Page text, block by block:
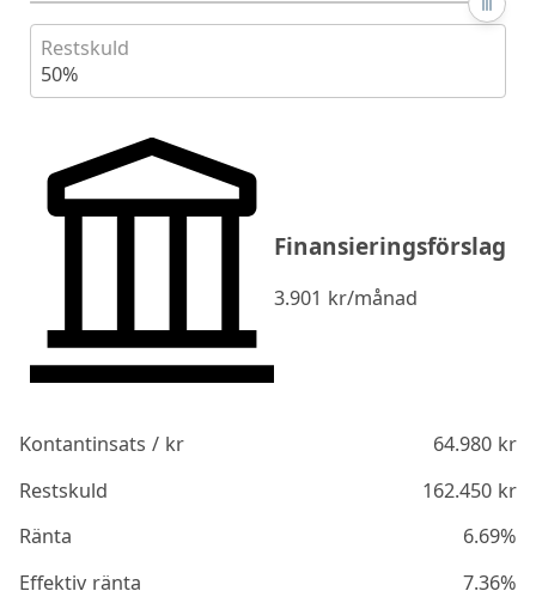
Restskuld
50%
Finansieringsförslag
3.901 kr/månad
Kontantinsats / kr 64.980kr
Restskuld
162.450kr
Ränta
6.69%
Effektiv ränta
7.36%